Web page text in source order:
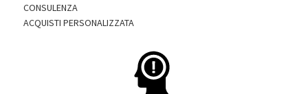
CONSULENZA
ACQUISTI PERSONALIZZATA